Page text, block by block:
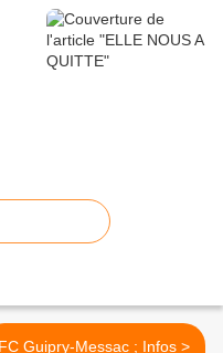
FC Guipry-Messac ; Infos >